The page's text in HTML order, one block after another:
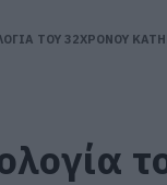
ΤΟΥ 32ΧΡΟΝΟΥ